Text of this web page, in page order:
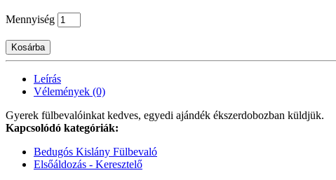
Mennyiség
Kosárba
Leírás
Vélemények (0)
Gyerek fülbevalóinkat kedves, egyedi ajándék ékszerdobozban küldjük.
Kapcsolódó kategóriák:
Bedugós Kislány Fülbevaló
Elsőáldozás - Keresztelő